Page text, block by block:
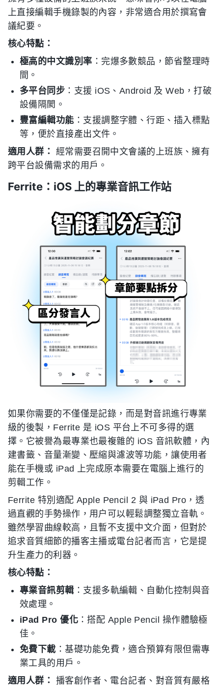
上直接編輯手機錄製的內容，非常適合用於撰寫會
議紀要。
核心特點：
極高的中文識別率 ：完爆多數競品，節省整理時
間。
多平台同步 ：支援 iOS、Android 及 Web，打破
設備隔閡。
豐富編輯功能 ：支援調整字體、行距、插入標點
等，便於直接產出文件。
適用人群：
經常需要召開中文會議的上班族、擁有
跨平台設備需求的用戶。
Ferrite：iOS 上的專業音訊工作站
如果你需要的不僅僅是記錄，而是對音訊進行專業
級的後製，Ferrite 是 iOS 平台上不可多得的選
擇。它被譽為最專業也最複雜的 iOS 音訊軟體，內
建書籤、音量漸變、壓縮與濾波等功能，讓使用者
能在手機或 iPad 上完成原本需要在電腦上進行的
剪輯工作。
Ferrite 特別適配 Apple Pencil 2 與 iPad Pro，透
過直觀的手勢操作，用户可以輕鬆調整獨立音軌。
雖然學習曲線較高，且暫不支援中文介面，但對於
追求音質細節的播客主播或電台記者而言，它是提
升生產力的利器。
核心特點：
專業音訊剪輯 ：支援多軌編輯、自動化控制與音
效處理。
iPad Pro 優化：搭配 Apple Pencil 操作體驗極
佳。
免費下載 ：基礎功能免費，適合預算有限但需專
業工具的用戶。
適用人群：
播客創作者、電台記者、對音質有嚴格